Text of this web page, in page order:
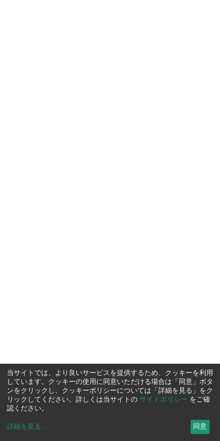
当サイトでは、より良いサービスを提供するため、クッキーを利用
しています。クッキーの使用に同意いただける場合は「同意」ボタ
ンをクリックし、クッキーポリシーについては「詳細を見る」をク
リックしてください。詳しくは当サイトの サイトポリシー をご確
認ください。
詳細を見る ... 同意